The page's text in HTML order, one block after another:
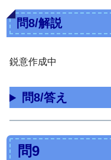
問8/解説
鋭意作成中
問8/答え
問9